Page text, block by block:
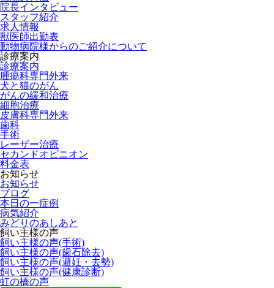
院長インタビュー
スタッフ紹介
求人情報
獣医師出勤表
動物病院様からのご紹介について
診療案内
診療案内
腫瘍科専門外来
犬と猫のがん
がんの緩和治療
細胞治療
皮膚科専門外来
歯科
手術
レーザー治療
セカンドオピニオン
料金表
お知らせ
お知らせ
ブログ
本日の一症例
病気紹介
みどりのあしあと
飼い主様の声
飼い主様の声(手術)
飼い主様の声(歯石除去)
飼い主様の声(避妊・去勢)
飼い主様の声(健康診断)
虹の橋の声